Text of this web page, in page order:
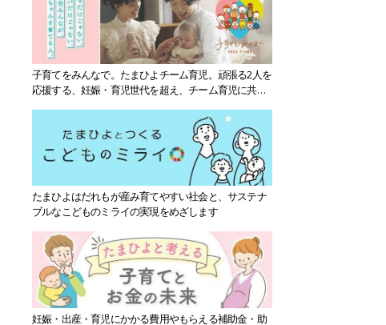
子育てをみんなで。たまひよチーム育児。頑張る2人を
応援する、妊娠・育児世代を超え、チーム育児に共感
たまひよはだれもが産み育てやすい社会と、サステナ
ブルなこどものミライの実現をめざします
妊娠・出産・育児にかかる費用やもらえる補助金・助